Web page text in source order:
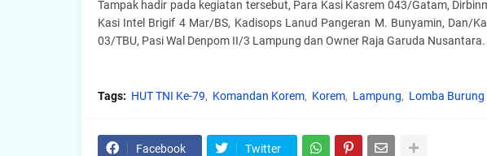
Tampak hadir pada kegiatan tersebut, Para Kasi Kasrem 043/Gatam,
Kasi Intel Brigif 4 Mar/BS, Kadisops Lanud Pangeran M. Bunyamin, Dan/
03/TBU, Pasi Wal Denpom II/3 Lampung dan Owner Raja Garuda Nusantara.
Tags: HUT TNI Ke-79 Komandan Korem Korem Lampung Lomba Burung
Facebook Twitter